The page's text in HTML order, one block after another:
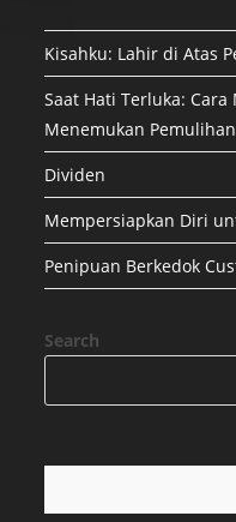
Kisahku: Lahir di Atas
Saat Hati Terluka:
Menemukan
Dividen
Mempersiapkan Diri
Penipuan Berkedok
Search